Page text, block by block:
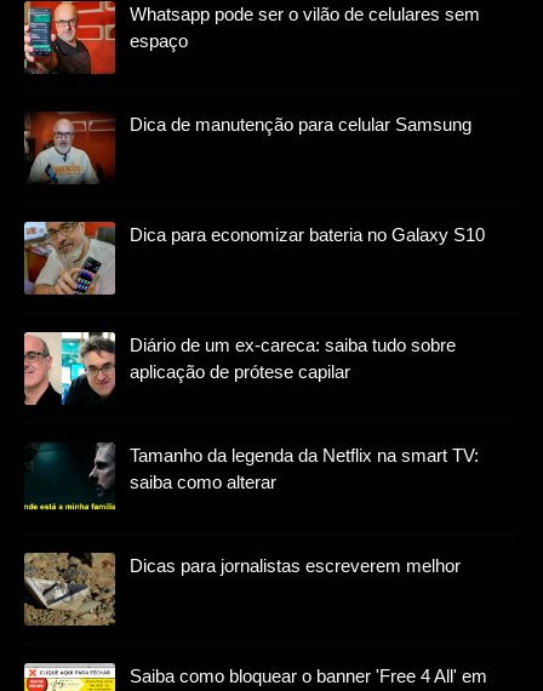
Whatsapp pode ser o vilão de celulares sem
espaço
Dica de manutenção para celular Samsung
Dica para economizar bateria no Galaxy S10
Diário de um ex-careca: saiba tudo sobre
aplicação de prótese capilar
Tamanho da legenda da Netflix na smart TV:
saiba como alterar
Dicas para jornalistas escreverem melhor
Saiba como bloquear o banner 'Free 4 All' em